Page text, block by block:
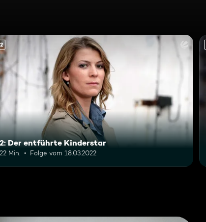
2: Der entführte Kinderstar
22 Min. Folge vom 18.03.2022